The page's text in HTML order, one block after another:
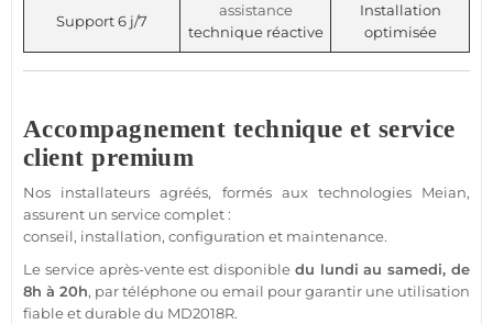
Support 6 j/7
assistance
technique réactive
Installation
optimisée
Accompagnement technique et service
client premium
Nos installateurs agréés, formés aux technologies Meian,
assurent un service complet :
conseil, installation, configuration et maintenance.
Le service après-vente est disponible du lundi au samedi, de
8h à 20h, par téléphone ou email pour garantir une utilisation
fiableet durable du MD2018R.